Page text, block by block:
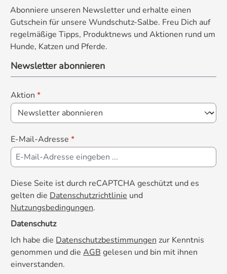
Abonniere unseren Newsletter und erhalte einen
Gutschein für unsere Wundschutz-Salbe. Freu Dich auf
regelmäßige Tipps, Produktnews und Aktionen rund um
Hunde, Katzen und Pferde.
Newsletter abonnieren
Aktion *
E-Mail-Adresse *
Diese Seite ist durch reCAPTCHA geschützt und es
gelten die Datenschutzrichtlinie und
Nutzungsbedingungen.
Datenschutz
Ich habe die Datenschutzbestimmungen zur Kenntnis
genommen und die AGB gelesen und bin mit ihnen
einverstanden.